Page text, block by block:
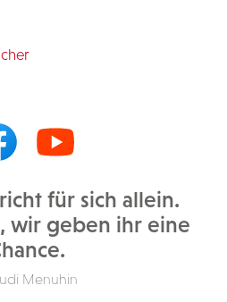
für sich allein.
wir geben ihr eine
Menuhin